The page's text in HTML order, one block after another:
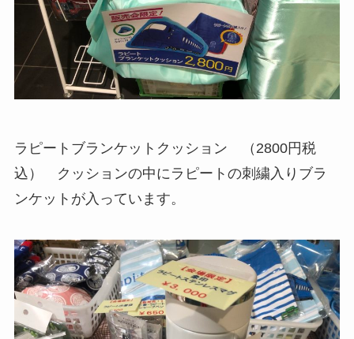
ラピートブランケットクッション （2800円税
込） クッションの中にラピートの刺繍入りブラ
ンケットが入っています。